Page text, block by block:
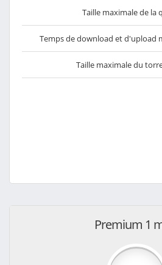
Taille maximale de la
Temps de download et d'upload
Taille maximale du
Premium 1